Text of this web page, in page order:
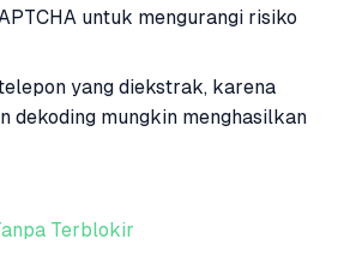
untuk mengurangi risiko
yang diekstrak, karena
dekoding mungkin menghasilkan
Terblokir